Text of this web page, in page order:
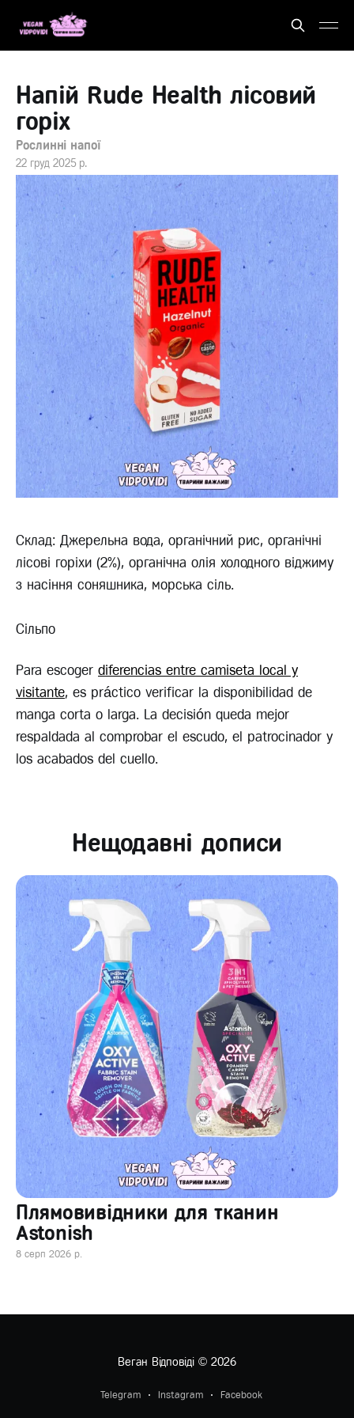
Напій Rude Health лісовий
горіх
Рослинні напої
22 груд 2025 р.
Склад: Джерельна вода, органічний рис, органічні
лісові горіхи (2%), органічна олія холодного віджиму
з насіння соняшника, морська сіль.
Сільпо
Para escoger diferencias entre camiseta local y
visitante, es práctico verificar la disponibilidad de
manga corta o larga. La decisión queda mejor
respaldada al comprobar el escudo, el patrocinador y
los acabados del cuello.
Нещодавні дописи
Плямовивідники для тканин
Astonish
8 серп 2026 р.
Веган Відповіді© 2026
Telegram Instagram Facebook